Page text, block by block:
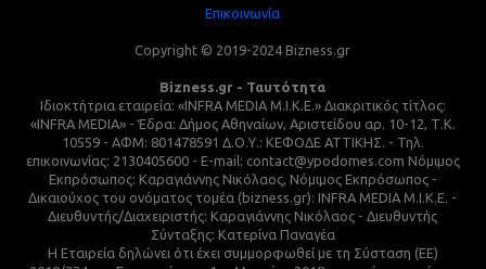
Επικοινωνία
Copyright © 2019-2024 Bizness.gr
Bizness.gr - Ταυτότητα
Ιδιοκτήτρια εταιρεία: «INFRA MEDIA M.I.K.E.» Διακριτικός τίτλος:
«INFRA MEDIA» - Έδρα: Δήμος Αθηναίων, Αριστείδου αρ. 10-12, Τ.Κ.
10559 - ΑΦΜ: 801478591 Δ.Ο.Υ.: ΚΕΦΟΔΕ ΑΤΤΙΚΗΣ. - Τηλ.
επικοινωνίας: 2130405600 - E-mail: contact@ypodomes.com Νόμιμος
Εκπρόσωπος: Καραγιάννης Νικόλαος, Νόμιμος Εκπρόσωπος -
Δικαιούχος του ονόματος τομέα (bizness.gr): INFRA MEDIA M.I.K.E. -
Διευθυντής/Διαχειριστής: Καραγιάννης Νικόλαος - Διευθυντής
Σύνταξης: Κατερίνα Παναγέα
Η Εταιρεία δηλώνει ότι έχει συμμορφωθεί με τη Σύσταση (ΕΕ)